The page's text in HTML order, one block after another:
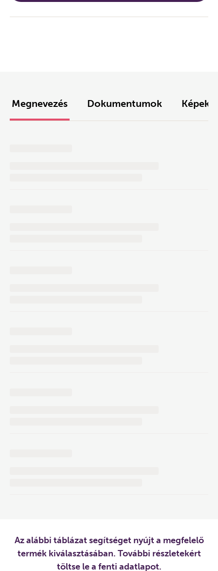
Megnevezés Dokumentumok Képek
Az alábbi táblázat segítséget nyújt a megfelelő
termék kiválasztásában. További részletekért
töltse le a fenti adatlapot.